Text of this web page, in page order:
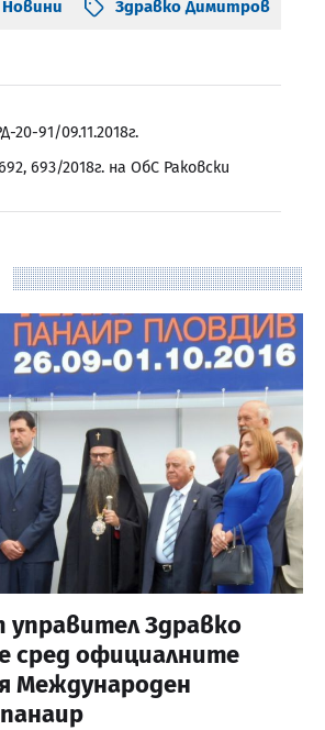
Новини Здравко Димитров
91/09.11.2018г.
693/2018г. на ОбС Раковски
Здравко
сред официалните
Международен